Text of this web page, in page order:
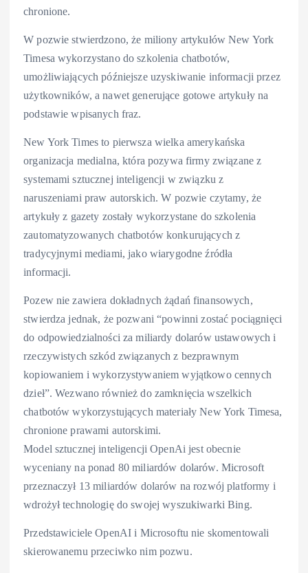
chronione.
W pozwie stwierdzono, że miliony artykułów New York
Timesa wykorzystano do szkolenia chatbotów,
umożliwiających późniejsze uzyskiwanie informacji przez
użytkowników, a nawet generujące gotowe artykuły na
podstawie wpisanych fraz.
New York Times to pierwsza wielka amerykańska
organizacja medialna, która pozywa firmy związane z
systemami sztucznej inteligencji w związku z
naruszeniami praw autorskich. W pozwie czytamy, że
artykuły z gazety zostały wykorzystane do szkolenia
zautomatyzowanych chatbotów konkurujących z
tradycyjnymi mediami, jako wiarygodne źródła
informacji.
Pozew nie zawiera dokładnych żądań finansowych,
stwierdza jednak, że pozwani “powinni zostać pociągnięci
do odpowiedzialności za miliardy dolarów ustawowych i
rzeczywistych szkód związanych z bezprawnym
kopiowaniem i wykorzystywaniem wyjątkowo cennych
dzieł”. Wezwano również do zamknięcia wszelkich
chatbotów wykorzystujących materiały New York Timesa,
chronione prawami autorskimi.
Model sztucznej inteligencji OpenAi jest obecnie
wyceniany na ponad 80 miliardów dolarów. Microsoft
przeznaczył 13 miliardów dolarów na rozwój platformy i
wdrożył technologię do swojej wyszukiwarki Bing.
Przedstawiciele OpenAI i Microsoftu nie skomentowali
skierowanemu przeciwko nim pozwu.